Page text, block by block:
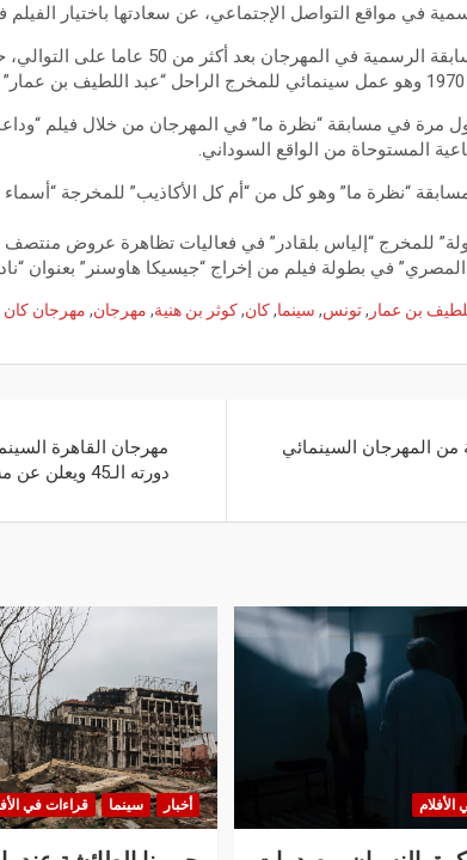
في مواقع التواصل الإجتماعي، عن سعادتها باختيار
وبهذا الفيلم تعود تونس إلى المسابقة
مرة في مسابقة “نظرة ما” في المهرجان من خلال فيلم
المستوحاة من الواقع السوداني.
للمخرج “إلياس بلقادر” في فعاليات تظاهرة عروض منتصف
في بطولة فيلم من إخراج “جيسيكا هاوسنر” بعنوان
بن عمار ,تونس, سينما,كان,كوثر بن هنية, مهرجان, مهرجان كان
من المهرجان السينمائي
مهرجان القاهرة
دورته الـ45 ويعلن عن مسابقة جديدة للفيلم التسجيلي
أخبار سينما قراءات في